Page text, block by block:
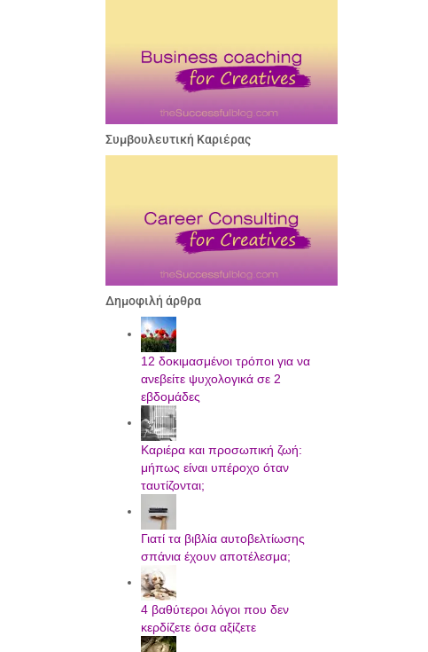
Συμβουλευτική Καριέρας
Δημοφιλή άρθρα
12 δοκιμασμένοι τρόποι για να
ανεβείτε ψυχολογικά σε 2
εβδομάδες
Καριέρα και προσωπική ζωή:
μήπως είναι υπέροχο όταν
ταυτίζονται;
Γιατί τα βιβλία αυτοβελτίωσης
σπάνια έχουν αποτέλεσμα;
4 βαθύτεροι λόγοι που δεν
κερδίζετε όσα αξίζετε